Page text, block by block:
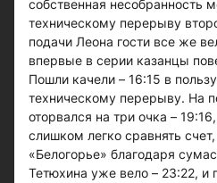
собственная несобранность
техническому перерыву
подачи Леона гости все же
впервые в серии казанцы
Пошли качели – 16:15 в
техническому перерыву. На
оторвался на три очка –
слишком легко сравнять
«Белогорье» благодаря
Тетюхина уже вело – 23:22, и